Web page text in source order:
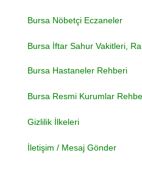
Bursa Nöbetçi Eczaneler
Bursa İftar Sahur Vakitleri,
Bursa Hastaneler Rehberi
Bursa Resmi Kurumlar
Gizlilik İlkeleri
İletişim / Mesaj Gönder